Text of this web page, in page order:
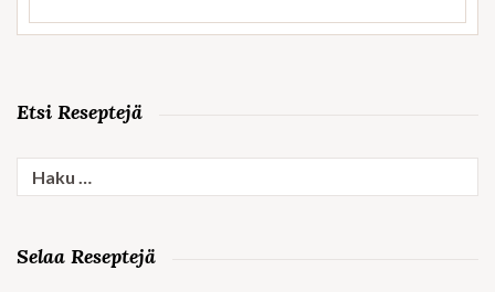
Etsi Reseptejä
Haku:
Selaa Reseptejä